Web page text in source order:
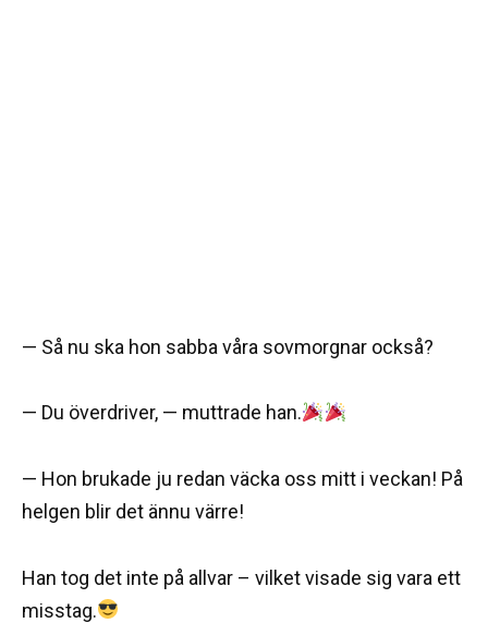
— Så nu ska hon sabba våra sovmorgnar också?
— Du överdriver, — muttrade han.
— Hon brukade ju redan väcka oss mitt i veckan! På
helgen blir det ännu värre!
Han tog det inte på allvar – vilket visade sig vara ett
misstag.